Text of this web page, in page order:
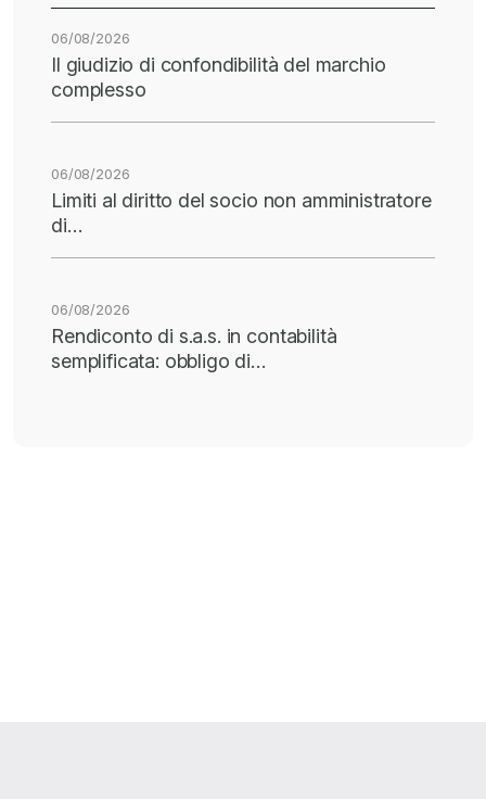
06/08/2026
Il giudizio di confondibilità del marchio
complesso
06/08/2026
Limiti al diritto del socio non amministratore
di…
06/08/2026
Rendiconto di s.a.s. in contabilità
semplificata: obbligo di…